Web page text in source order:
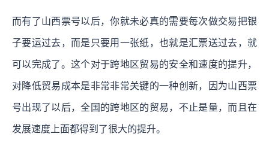
而有了山西票号以后，你就未必真的需要每次做交易把银
子要运过去，而是只要用一张纸，也就是汇票送过去，就
可以完成了。这个对于跨地区贸易的安全和速度的提升，
对降低贸易成本是非常非常关键的一种创新，因为山西票
号出现了以后，全国的跨地区的贸易，不止是量，而且在
发展速度上面都得到了很大的提升。